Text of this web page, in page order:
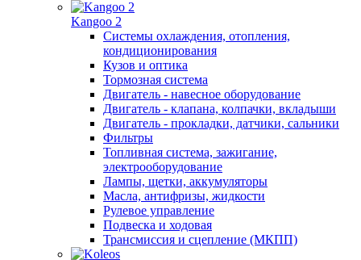
Kangoo 2
Системы охлаждения, отопления,
кондиционирования
Кузов и оптика
Тормозная система
Двигатель - навесное оборудование
Двигатель - клапана, колпачки, вкладыши
Двигатель - прокладки, датчики, сальники
Фильтры
Топливная система, зажигание,
электрооборудование
Лампы, щетки, аккумуляторы
Масла, антифризы, жидкости
Рулевое управление
Подвеска и ходовая
Трансмиссия и сцепление (МКПП)